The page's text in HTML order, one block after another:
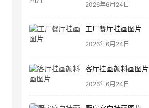
2026年6月24日
工厂餐厅挂画图片
2026年6月24日
客厅挂画颜料画图片
2026年6月24日